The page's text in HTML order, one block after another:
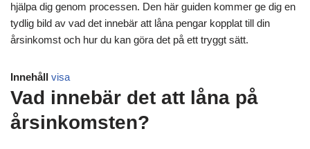
hjälpa dig genom processen. Den här guiden kommer ge dig en
tydlig bild av vad det innebär att låna pengar kopplat till din
årsinkomst och hur du kan göra det på ett tryggt sätt.
Innehåll visa
Vad innebär det att låna på
årsinkomsten?